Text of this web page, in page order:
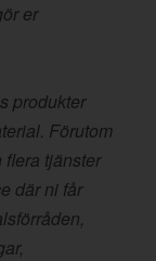
er
produkter
Förutom
flera tjänster
där ni får